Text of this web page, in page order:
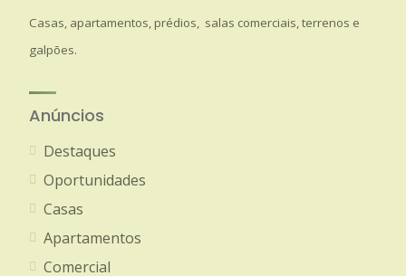
Casas, apartamentos, prédios, salas comerciais, terrenos e
galpões.
Anúncios
Destaques
Oportunidades
Casas
Apartamentos
Comercial